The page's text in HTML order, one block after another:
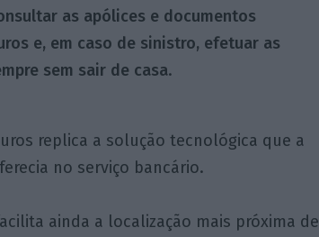
as apólices e documentos
e, em caso de sinistro, efetuar as
sem sair de casa.
replica a solução tecnológica que a
no serviço bancário.
ainda a localização mais próxima de